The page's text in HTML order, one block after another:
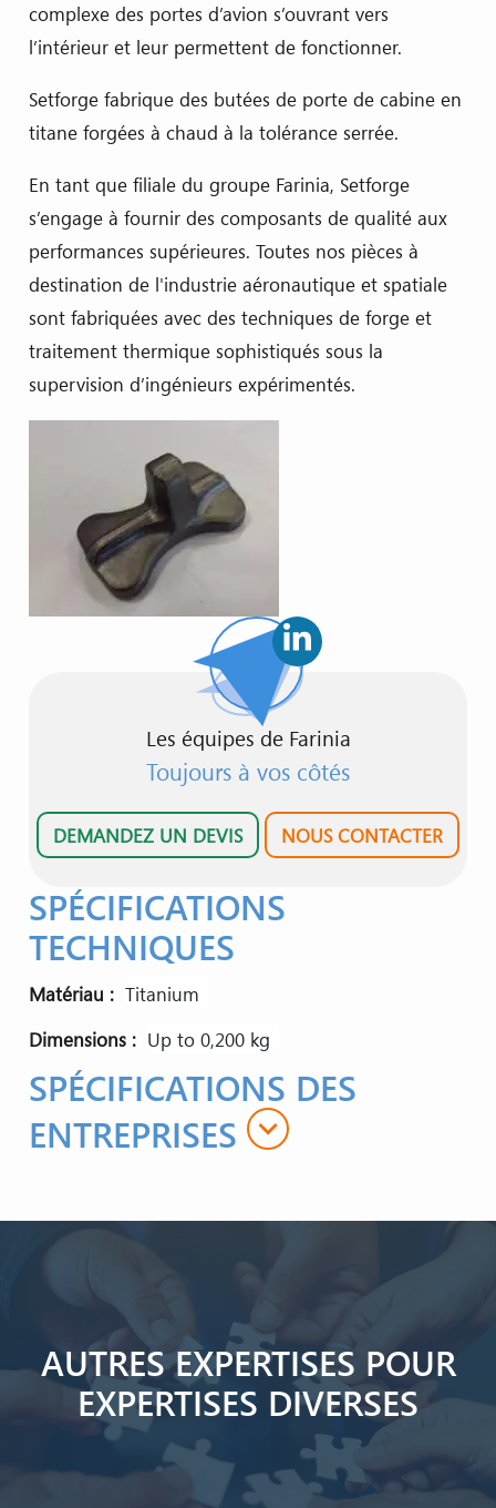
complexe des portes d’avion s’ouvrant vers
l’intérieur et leur permettent de fonctionner.
Setforge fabrique des butées de porte de cabine en
titane forgées à chaud à la tolérance serrée.
En tant que filiale du groupe Farinia, Setforge
s’engage à fournir des composants de qualité aux
performances supérieures. Toutes nos pièces à
destination de l'industrie aéronautique et spatiale
sont fabriquées avec des techniques de forge et
traitement thermique sophistiqués sous la
supervision d’ingénieurs expérimentés.
Les équipes de Farinia
Toujours à vos côtés
DEMANDEZ UN DEVIS NOUS CONTACTER
SPÉCIFICATIONS
TECHNIQUES
Matériau
titanium
Dimensions
up to 0,200 kg
SPÉCIFICATIONS DES
ENTREPRISES expand_more
AUTRES EXPERTISES POUR
EXPERTISES DIVERSES